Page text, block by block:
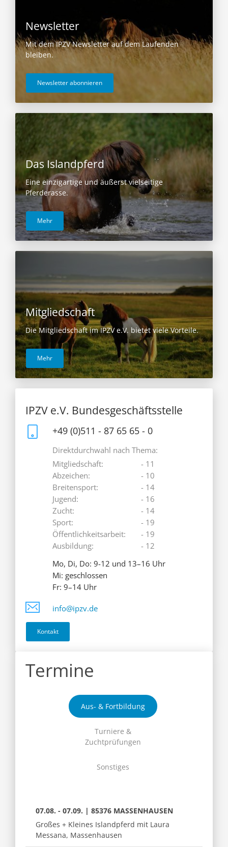
Newsletter
Mit dem IPZV Newsletter auf dem Laufenden
bleiben.
Newsletter abonnieren
Das Islandpferd
Eine einzigartige und äußerst vielseitige
Pferderasse.
Mehr
Mitgliedschaft
Die Mitgliedschaft im IPZV e.V. bietet viele Vorteile.
Mehr
IPZV e.V. Bundesgeschäftsstelle
+49 (0)511 - 87 65 65 - 0
Direktdurchwahl nach Thema:
Mitgliedschaft:
Abzeichen:
Breitensport:
Jugend:
Zucht:
Sport:
Öffentlichkeitsarbeit:
Ausbildung:
- 11
- 10
- 14
- 16
- 14
- 19
- 19
- 12
Mo, Di, Do: 9-12 und 13–16 Uhr
Mi: geschlossen
Fr: 9–14 Uhr
info@ipzv.de
Kontakt
Termine
Aus- & Fortbildung
Turniere &
Zuchtprüfungen
Sonstiges
07.08. - 07.09. | 85376 MASSENHAUSEN
Großes + Kleines Islandpferd mit Laura
Messana, Massenhausen